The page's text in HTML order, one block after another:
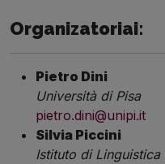
Organizatoriai:
Pietro Dini
Universitàdi Pisa
pietro.dini@unipi.it
Silvia Piccini
Istituto di Linguistica